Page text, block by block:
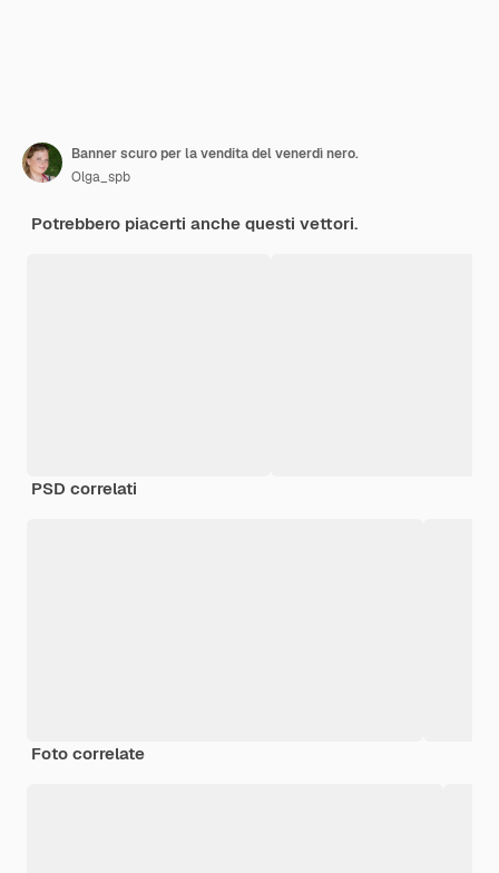
Banner scuro per la vendita del venerdì nero.
Olga_spb
Potrebbero piacerti anche questi vettori.
PSD correlati
Foto correlate